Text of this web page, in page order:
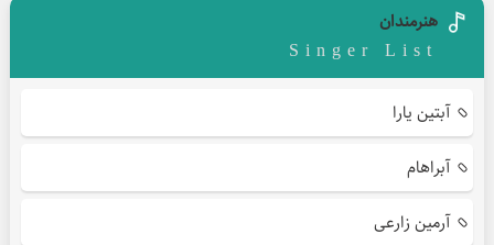
هنرمندان
Singer List
آبتین یارا
آبراهام
آرمین زارعی